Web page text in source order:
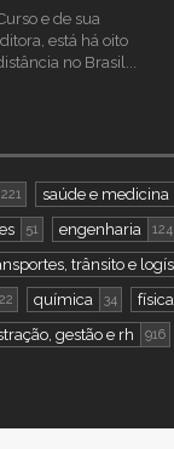
e de sua
está há oito
no Brasil...
221
saúde e medicina
51 engenharia 124
trânsito e
22 química 34
física
gestão e rh 916